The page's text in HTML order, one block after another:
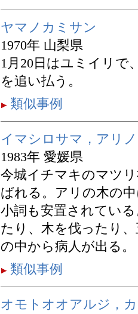
ヤマノカミサン
1970年 山梨県
1月20日はユミイリで
を追い払う。
類似事例
イマシロサマ，アリ
1983年 愛媛県
今城イチマキのマツ
ばれる。アリの木の
小詞も安置されてい
たり、木を伐ったり
の中から病人が出る。
類似事例
オモトオオアルジ，